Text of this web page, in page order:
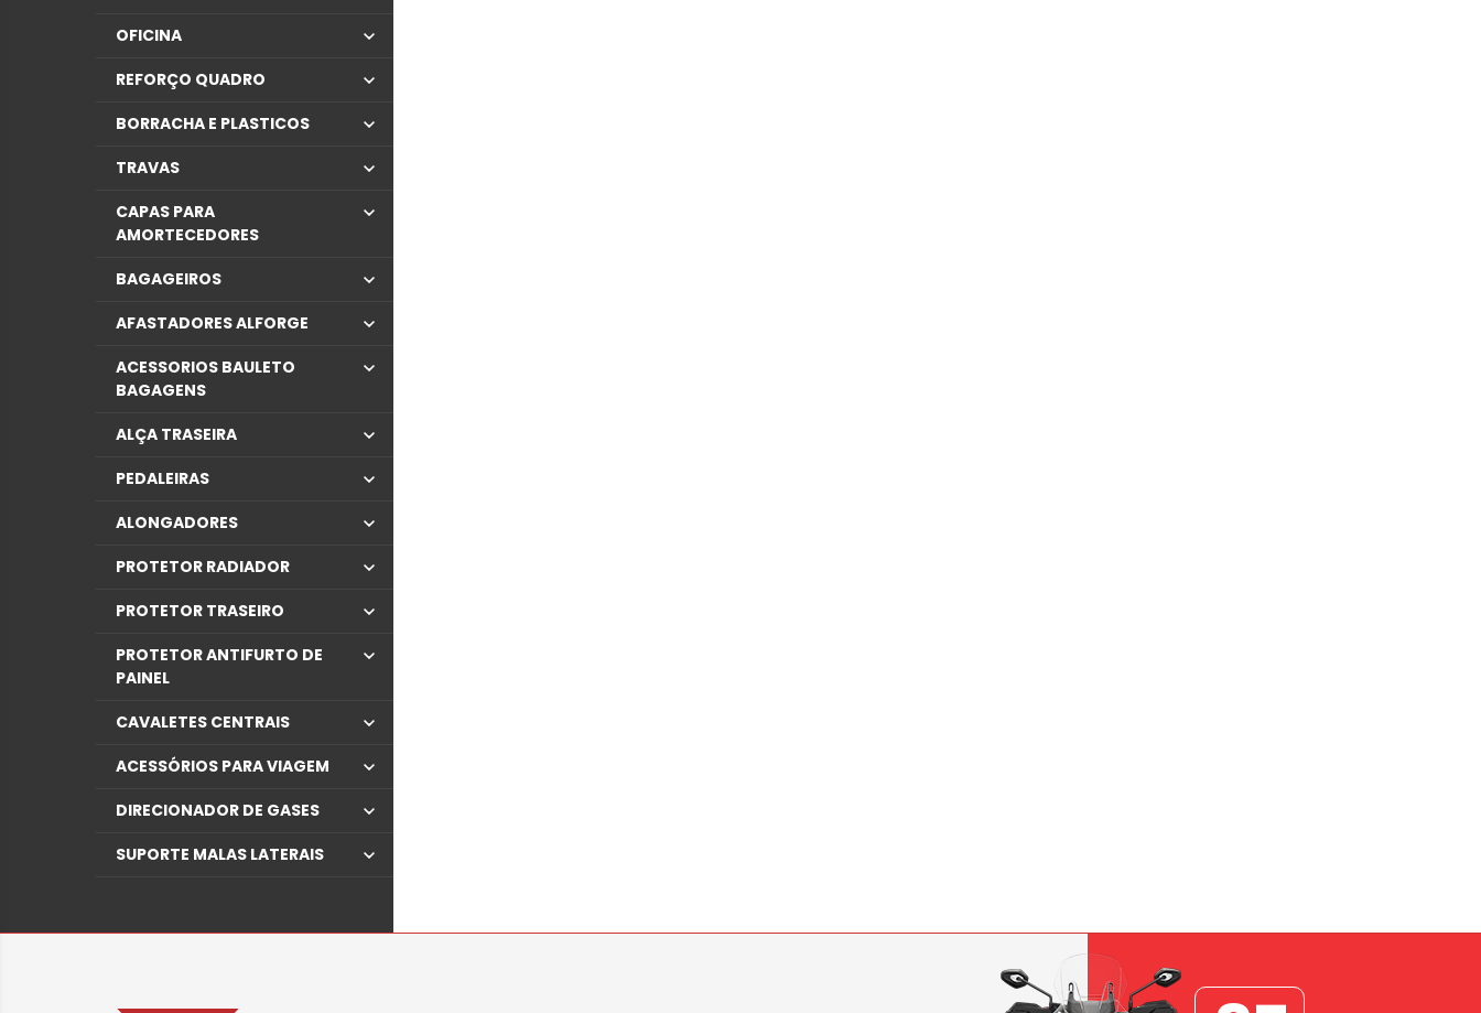
OFICINA
REFORÇO QUADRO
BORRACHA E PLASTICOS
TRAVAS
CAPAS PARA
AMORTECEDORES
BAGAGEIROS
AFASTADORES ALFORGE
ACESSORIOS BAULETO
BAGAGENS
ALÇA TRASEIRA
PEDALEIRAS
ALONGADORES
PROTETOR RADIADOR
PROTETOR TRASEIRO
PROTETOR ANTIFURTO DE
PAINEL
CAVALETES CENTRAIS
ACESSÓRIOS PARA VIAGEM
DIRECIONADOR DE GASES
SUPORTE MALAS LATERAIS